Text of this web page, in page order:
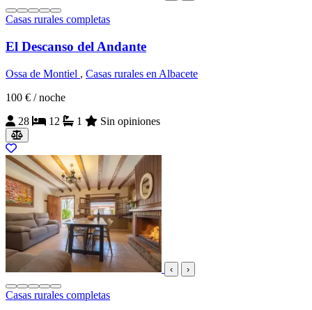
Casas rurales completas
El Descanso del Andante
Ossa de Montiel , Casas rurales en Albacete
100 € / noche
28
12 1 Sin opiniones
‹ ›
Casas rurales completas